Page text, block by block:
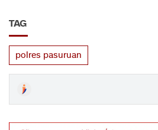
TAG
polres pasuruan